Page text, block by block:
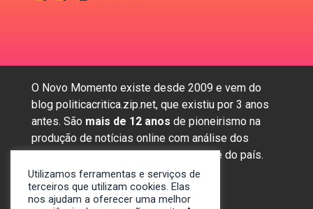
O Novo Momento existe desde 2009 e vem do
blog politicacritica.zip.net, que existiu por 3 anos
antes. São mais de 12 anos de pioneirismo na
produção de notícias online com análise dos
assuntos mais importantes da região e do país.
Sobre nós
Utilizamos ferramentas e serviços de
terceiros que utilizam cookies. Elas
nos ajudam a oferecer uma melhor